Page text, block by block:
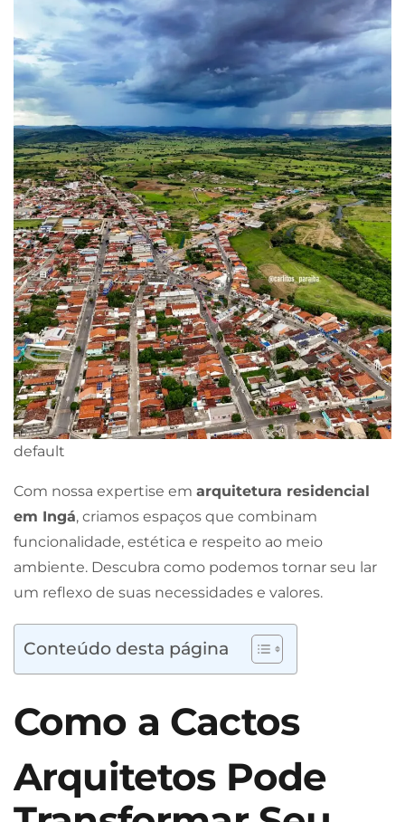
default
Com nossa expertise em arquitetura residencial
em Ingá, criamos espaços que combinam
funcionalidade, estética e respeito ao meio
ambiente. Descubra como podemos tornar seu lar
um reflexo de suas necessidades e valores.
Conteúdo desta página
Como a Cactos
Arquitetos Pode